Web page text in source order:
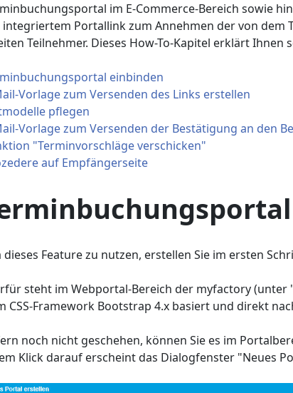
Myfactory
per Webportal
verschicken
(Webportal)
im E-Commerce-Bereich sowie
Portallink zum Annehmen der von
Teilnehmer. Dieses How-To-Kapitel erklärt
einbinden
Vorlage zum Versenden des Links erstellen
pflegen
Vorlage zum Versenden der Bestätigung an den
"Terminvorschläge verschicken"
auf Empfängerseite
dieses Feature zu nutzen, erstellen Sie im ersten
steht im Webportal-Bereich der myfactory
CSS-Framework Bootstrap 4.x basiert und direkt
noch nicht geschehen, können Sie es im
Klick darauf erscheint das Dialogfenster "Neues